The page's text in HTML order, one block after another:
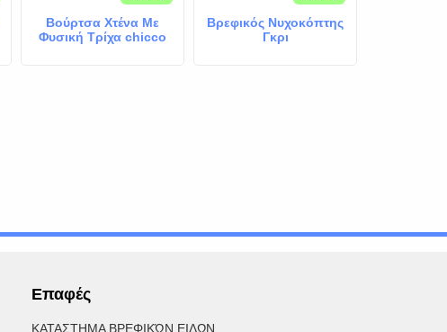
Βούρτσα Χτένα Με
Φυσική Τρίχα chicco
Βρεφικός Νυχοκόπτης
Γκρι
Επαφές
ΚΑΤΑΣΤΗΜΑ ΒΡΕΦΙΚΏΝ ΕΙΔΩΝ